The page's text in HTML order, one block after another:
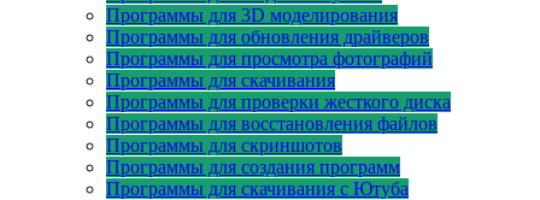
Программы для 3D моделирования
Программы для обновления драйверов
Программы для просмотра фотографий
Программы для скачивания
Программы для проверки жесткого диска
Программы для восстановления файлов
Программы для скриншотов
Программы для создания программ
Программы для скачивания с Ютуба